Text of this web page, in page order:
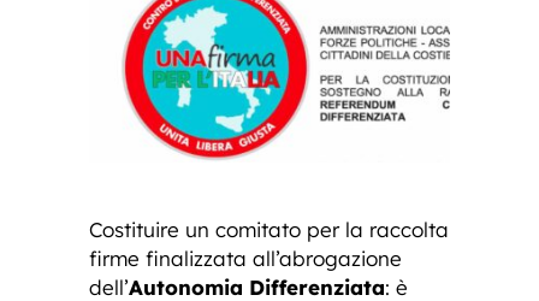
Costituire un comitato per la raccolta
firme finalizzata all’abrogazione
dell’Autonomia Differenziata: è